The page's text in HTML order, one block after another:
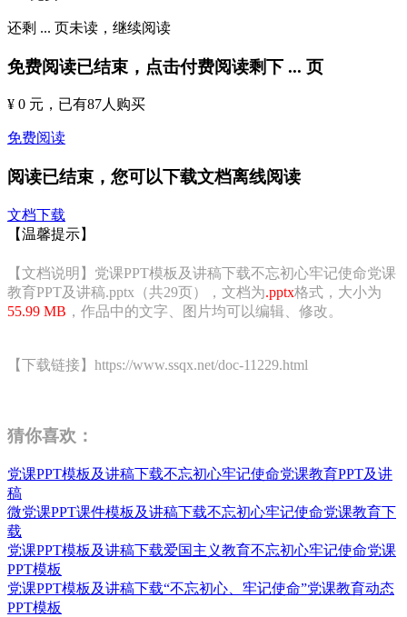
还剩 ... 页未读， 继续阅读
免费阅读已结束，点击付费阅读剩下 ... 页
¥ 0 元 ，已有87人购买
免费阅读
阅读已结束，您可以下载文档离线阅读
文档下载
【温馨提示】
【文档说明】党课PPT模板及讲稿下载不忘初心牢记使命党课
教育PPT及讲稿.pptx（共29页），文档为.pptx格式，大小为
55.99 MB ，作品中的文字、图片均可以编辑、修改。
【下载链接】https://www.ssqx.net/doc-11229.html
猜你喜欢：
党课PPT模板及讲稿下载不忘初心牢记使命党课教育PPT及讲
稿
微党课PPT课件模板及讲稿下载不忘初心牢记使命党课教育下
载
党课PPT模板及讲稿下载爱国主义教育不忘初心牢记使命党课
PPT模板
党课PPT模板及讲稿下载“不忘初心、牢记使命”党课教育动态
PPT模板